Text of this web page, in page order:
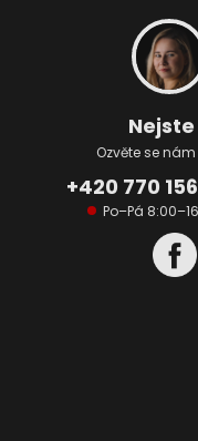
Ozvěte se
+420 770
Po–Pá